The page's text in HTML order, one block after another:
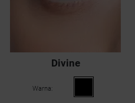
Divine
Warna: